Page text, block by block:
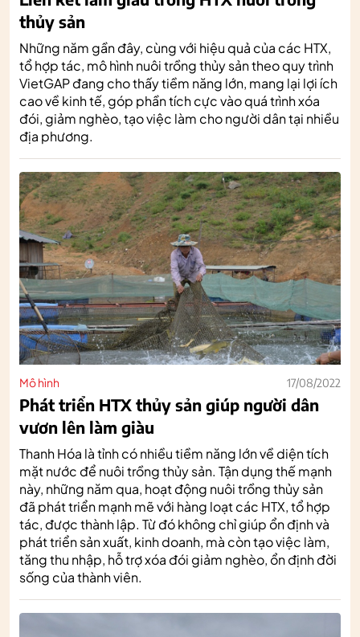
thủy sản
Những năm gần đây, cùng với hiệu quả của các HTX,
tổ hợp tác, mô hình nuôi trồng thủy sản theo quy trình
VietGAP đang cho thấy tiềm năng lớn, mang lại lợi ích
cao về kinh tế, góp phần tích cực vào quá trình xóa
đói, giảm nghèo, tạo việc làm cho người dân tại nhiều
địa phương.
Mô hình 17/08/2022
Phát triển HTX thủy sản giúp người dân
vươn lên làm giàu
Thanh Hóa là tỉnh có nhiều tiềm năng lớn về diện tích
mặt nước để nuôi trồng thủy sản. Tận dụng thế mạnh
này, những năm qua, hoạt động nuôi trồng thủy sản
đã phát triển mạnh mẽ với hàng loạt các HTX, tổ hợp
tác, được thành lập. Từ đó không chỉ giúp ổn định và
phát triển sản xuất, kinh doanh, mà còn tạo việc làm,
tăng thu nhập, hỗ trợ xóa đói giảm nghèo, ổn định đời
sống của thành viên.